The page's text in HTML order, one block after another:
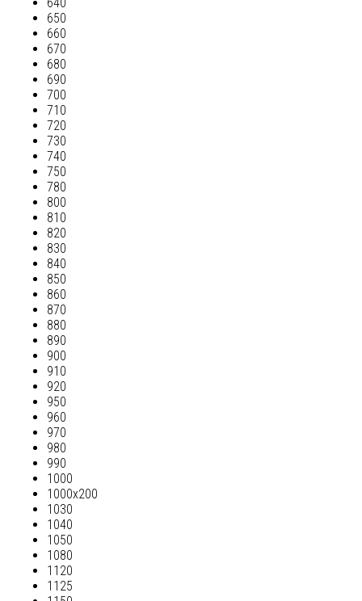
640
650
660
670
680
690
700
710
720
730
740
750
780
800
810
820
830
840
850
860
870
880
890
900
910
920
950
960
970
980
990
1000
1000х200
1030
1040
1050
1080
1120
1125